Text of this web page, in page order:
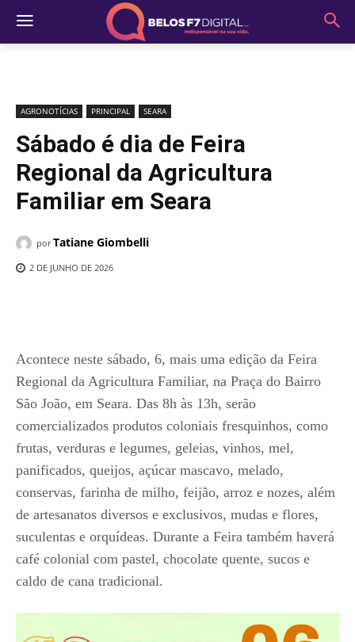
AGRONOTÍCIAS PRINCIPAL SEARA
Sábado é dia de Feira
Regional da Agricultura
Familiar em Seara
por Tatiane Giombelli
2 DE JUNHO DE 2026
Acontece neste sábado, 6, mais uma edição da Feira
Regional da Agricultura Familiar, na Praça do Bairro
São João, em Seara. Das 8h às 13h, serão
comercializados produtos coloniais fresquinhos, como
frutas, verduras e legumes, geleias, vinhos, mel,
panificados, queijos, açúcar mascavo, melado,
conservas, farinha de milho, feijão, arroz e nozes, além
de artesanatos diversos e exclusivos, mudas e flores,
suculentas e orquídeas. Durante a Feira também haverá
café colonial com pastel, chocolate quente, sucos e
caldo de cana tradicional.